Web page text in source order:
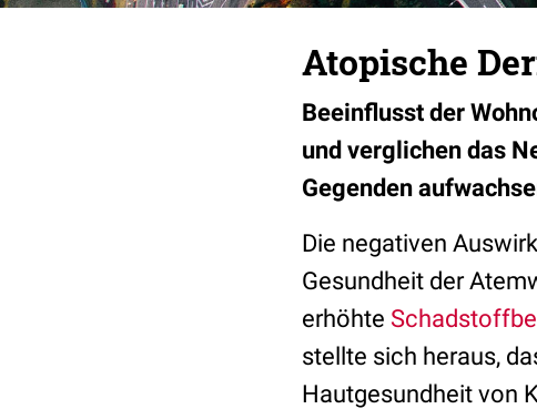
Atopische
Beeinflusst der
und verglichen das
Gegenden
Die negativen
Gesundheit der
erhöhte
stellte sich heraus,
Hautgesundheit von